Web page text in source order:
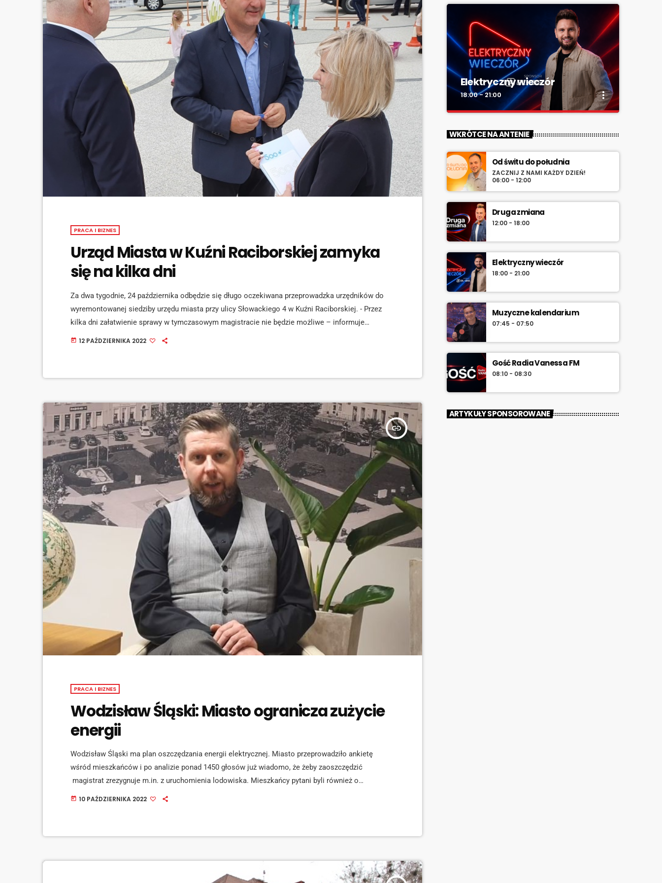
PRACA I BIZNES
Urząd Miasta w Kuźni Raciborskiej zamyka
się na kilka dni
Za dwa tygodnie, 24 października odbędzie się długo oczekiwana przeprowadzka urzędników do
wyremontowanej siedziby urzędu miasta przy ulicy Słowackiego 4 w Kuźni Raciborskiej. - Przez
kilka dni załatwienie sprawy w tymczasowym magistracie nie będzie możliwe – informuje
burmistrz miasta Paweł Macha. [jwplayer mediaid="134891"] Stara siedziba magistratu została
today 12 PAŹDZIERNIKA 2022
insert_link
PRACA I BIZNES
Wodzisław Śląski: Miasto ogranicza zużycie
energii
Wodzisław Śląski ma plan oszczędzania energii elektrycznej. Miasto przeprowadziło ankietę
wśród mieszkańców i po analizie ponad 1450 głosów już wiadomo, że żeby zaoszczędzić
magistrat zrezygnuje m.in. z uruchomienia lodowiska. Mieszkańcy pytani byli również o
oświetlenie ulic czy obiektów kulturalnych i parków. Mówi prezydent Wodzisławia Mieczysław
today 10 PAŹDZIERNIKA 2022
Elektryczny wieczór
18:00 - 21:00 more_vert
Elektryczny wieczór
wieczorem najlepsza muzyka na zakończenie
dnia. Spokojne rytmy, nastrojowe dźwięki i
klasyka, która tworzy klimat.
WKRÓTCE NA ANTENIE
Od świtu do południa
ZACZNIJ Z NAMI KAŻDY DZIEŃ!
06:00 - 12:00
Druga zmiana
12:00 - 18:00
Elektryczny wieczór
18:00 - 21:00
Muzyczne kalendarium
07:45 - 07:50
Gość Radia Vanessa FM
08:10 - 08:30
ARTYKUŁY SPONSOROWANE